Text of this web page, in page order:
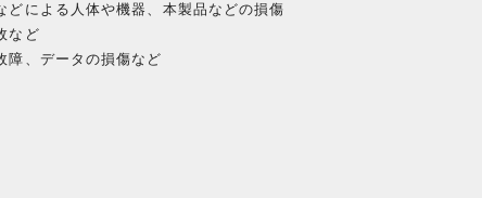
による人体や機器、本製品などの損傷
など
障、データの損傷など